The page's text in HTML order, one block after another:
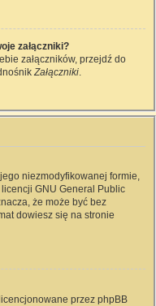
załączniki?
załączników, przejdź do
Załączniki.
niezmodyfikowanej formie,
GNU General Public
że może być bez
dowiesz się na stronie
przez phpBB